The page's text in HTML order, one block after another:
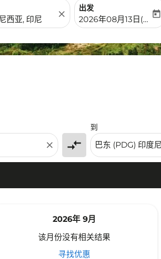
close
出发
fc-booking-
2026年08月13日(周四)
today
close compare_arrows
到
2026年 9月
该月份没有相关结果
寻找优惠